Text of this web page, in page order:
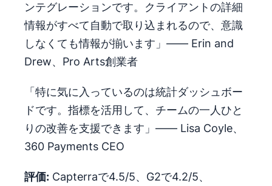
ンテグレーションです。クライアントの詳細
情報がすべて自動で取り込まれるので、意識
しなくても情報が揃います」―― Erin and
Drew、Pro Arts創業者
「特に気に入っているのは統計ダッシュボー
ドです。指標を活用して、チームの一人ひと
りの改善を支援できます」―― Lisa Coyle、
360 Payments CEO
評価: Capterraで4.5/5、G2で4.2/5、